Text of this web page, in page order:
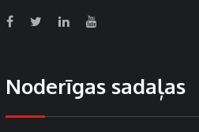
Noderīgas sadaļas